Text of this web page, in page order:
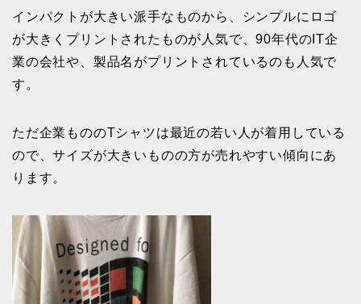
インパクトが大きい派手なものから、シンプルにロゴ
が大きくプリントされたものが人気で、90年代のIT企
業の会社や、製品名がプリントされているのも人気で
す。
ただ企業もののTシャツは最近の若い人が着用している
ので、サイズが大きいものの方が売れやすい傾向にあ
ります。